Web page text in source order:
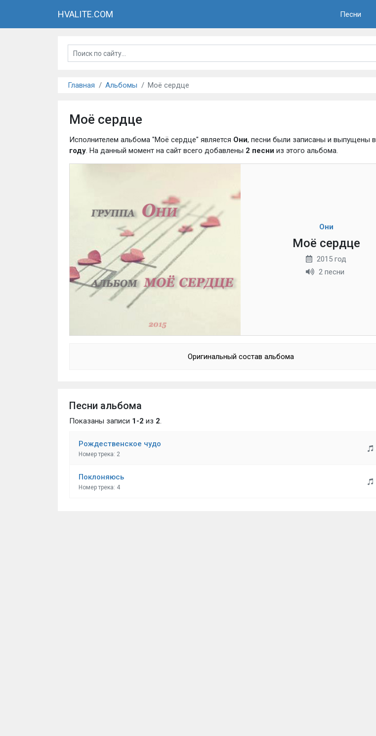
HVALITE.COM Песни
Главная Альбомы Моё сердце
Моё сердце
Исполнителем альбома "Моё сердце" является Они, песни были записаны и выпущены в
году. На данный момент на сайт всего добавлены 2 песни из этого альбома.
Они
Моё сердце
2015 год
2 песни
Оригинальный состав альбома
Песни альбома
Показаны записи 1-2 из 2
Рождественское чудо
Номер трека: 2
Поклоняюсь
Номер трека: 4